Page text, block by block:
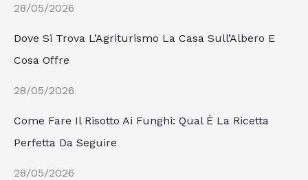
28/05/2026
Dove Si Trova L’Agriturismo La Casa Sull’Albero E
Cosa Offre
28/05/2026
Come Fare Il Risotto Ai Funghi: Qual È La Ricetta
Perfetta Da Seguire
28/05/2026